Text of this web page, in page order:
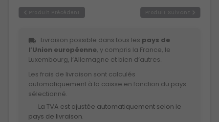
local_shipping Livraison possible dans tous les pays de
l’Union européenne, y compris la France, le
Luxembourg, l’Allemagne et bien d’autres.
Les frais de livraison sont calculés
automatiquement à la caisse en fonction du pays
sélectionné.
euro
La TVA est ajustée automatiquement selon le
pays de livraison.